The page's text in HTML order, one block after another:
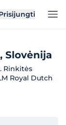
Slovėnija
Rinkitės
Royal Dutch